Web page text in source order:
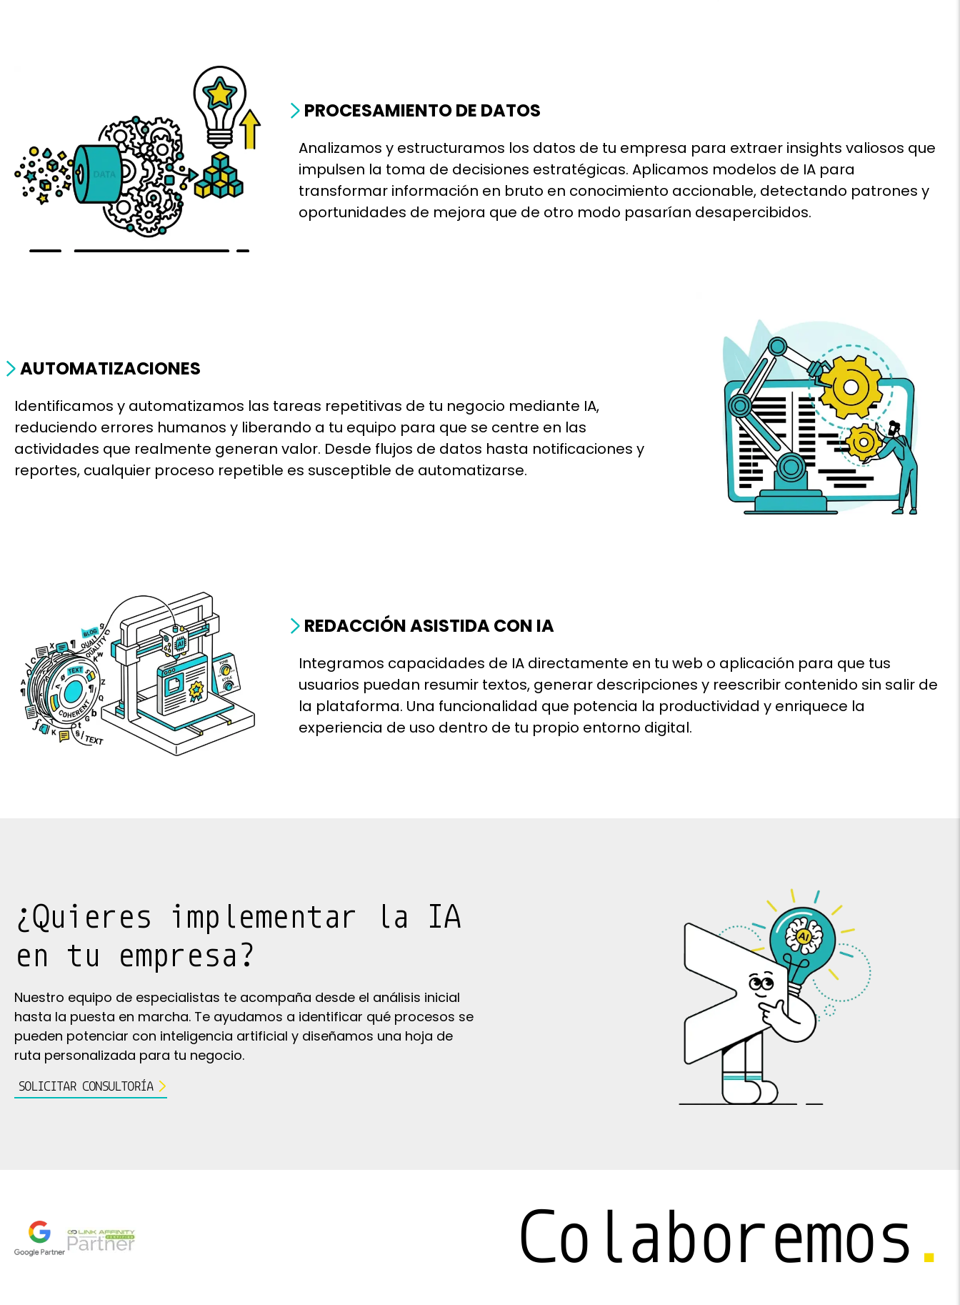
PROCESAMIENTO DE DATOS
Analizamos y estructuramos los datos de tu empresa para extraer insights valiosos que
impulsen la toma de decisiones estratégicas. Aplicamos modelos de IA para
transformar información en bruto en conocimiento accionable, detectando patrones y
oportunidades de mejora que de otro modo pasarían desapercibidos.
AUTOMATIZACIONES
Identificamos y automatizamos las tareas repetitivas de tu negocio mediante IA,
reduciendo errores humanos y liberando a tu equipo para que se centre en las
actividades que realmente generan valor. Desde flujos de datos hasta notificaciones y
reportes, cualquier proceso repetible es susceptible de automatizarse.
REDACCIÓN ASISTIDA CON IA
Integramos capacidades de IA directamente en tu web o aplicación para que tus
usuarios puedan resumir textos, generar descripciones y reescribir contenido sin salir de
la plataforma. Una funcionalidad que potencia la productividad y enriquece la
experiencia de uso dentro de tu propio entorno digital.
¿Quieres implementar la IA
en tu empresa?
Nuestro equipo de especialistas te acompaña desde el análisis inicial
hasta la puesta en marcha. Te ayudamos a identificar qué procesos se
pueden potenciar con inteligencia artificial y diseñamos una hoja de
ruta personalizada para tu negocio.
SOLICITAR CONSULTORÍA
Colaboremos.